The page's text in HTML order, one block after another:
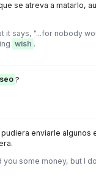
se atreva a matarlo,
it says, "...for nobody
wish .
?
enviarle algunos
you some money, but I